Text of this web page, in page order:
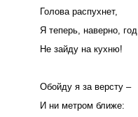
Голова распухнет,
Я теперь, наверно, год
Не зайду на кухню!
Обойду я за версту –
И ни метром ближе: